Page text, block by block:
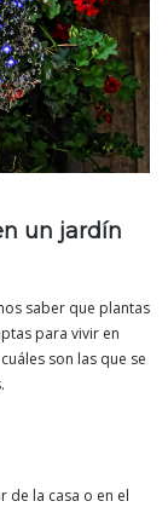
un jardín
saber que plantas
para vivir en
son las que se
de la casa o en el